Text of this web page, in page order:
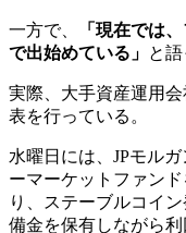
一方で、
「現在では
で出始めている」 と語
実際、大手資産運用
表を行っている。
水曜日には、JPモル
ーマーケットファン
り、ステーブルコイ
備金を保有しながら利